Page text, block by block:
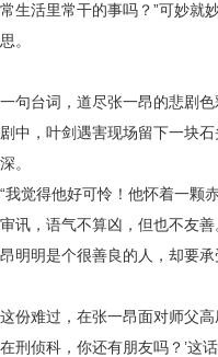
常生活里常干的事吗？”可妙就
思。
一句台词，道尽张一昂的悲剧色
剧中，叶剑遇害现场留下一块
深。
“我觉得他好可怜！他怀着一颗
审讯，语气不算凶，但也不友
昂明明是个很善良的人，却要
这份难过，在张一昂面对师父高
在刑侦科，你还有朋友吗？’这